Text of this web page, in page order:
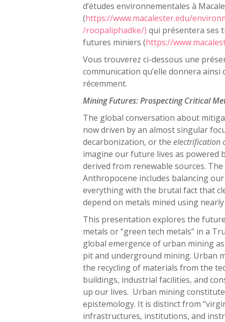
d’études environnementales à
(https://www.macalester.edu/
/roopaliphadke/) qui présentera ses
futures miniers (https://
Vous trouverez ci-dessous une
communication qu’elle donnera ainsi
récemment.
Mining Futures: Prospecting Critical
The global conversation about
now driven by an almost singular
decarbonization, or the electrification
imagine our future lives as powered
derived from renewable sources.
Anthropocene includes balancing
everything with the brutal fact that
depend on metals mined using
This presentation explores the
metals or “green tech metals” in a
global emergence of urban mining
pit and underground mining. Urban
the recycling of materials from the
buildings, industrial facilities, and
up our lives. Urban mining
epistemology. It is distinct from
infrastructures, institutions, and